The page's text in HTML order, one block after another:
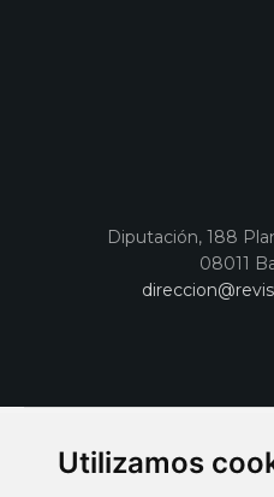
Utilizamos
Diputación, 188
08011